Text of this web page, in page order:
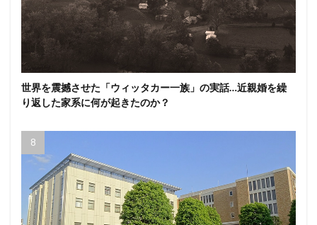
世界を震撼させた「ウィッタカー一族」の実話…近親婚を繰
り返した家系に何が起きたのか？